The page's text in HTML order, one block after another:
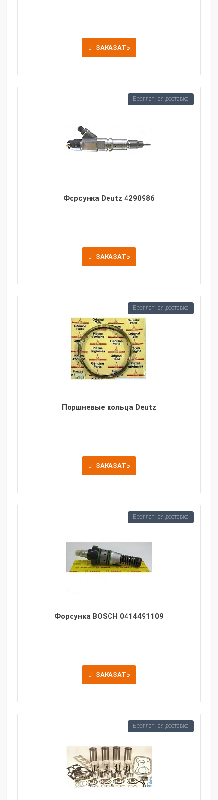
ЗАКАЗАТЬ
Форсунка Deutz 4290986
ЗАКАЗАТЬ
Бесплатная доставка
Поршневые кольца Deutz
ЗАКАЗАТЬ
Бесплатная доставка
Форсунка BOSCH 0414491109
ЗАКАЗАТЬ
Бесплатная доставка
Бесплатная доставка